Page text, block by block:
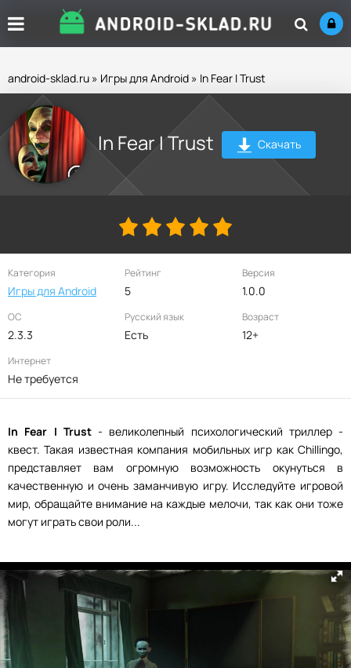
android-sklad.ru » Игры для Android » In Fear I Trust
In Fear I Trust Скачать
Категория
Игры для Android
Рейтинг
5
Версия
1.0.0
ОС
2.3.3
Русский язык
Есть
Возраст
12+
Интернет
Не требуется
In Fear I Trust- великолепный психологический триллер -
квест. Такая известная компания мобильных игр как Chillingo,
представляет вам огромную возможность окунуться в
качественную и очень заманчивую игру. Исследуйте игровой
мир, обращайте внимание на каждые мелочи, так как они тоже
могут играть свои роли...